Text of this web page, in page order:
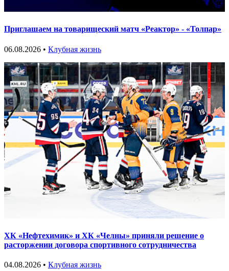
Приглашаем на товарищеский матч «Реактор» - «Толпар»
06.08.2026 • Клубная жизнь
ХК «Нефтехимик» и ХК «Челны» приняли решение о
расторжении договора спортивного сотрудничества
04.08.2026 • Клубная жизнь